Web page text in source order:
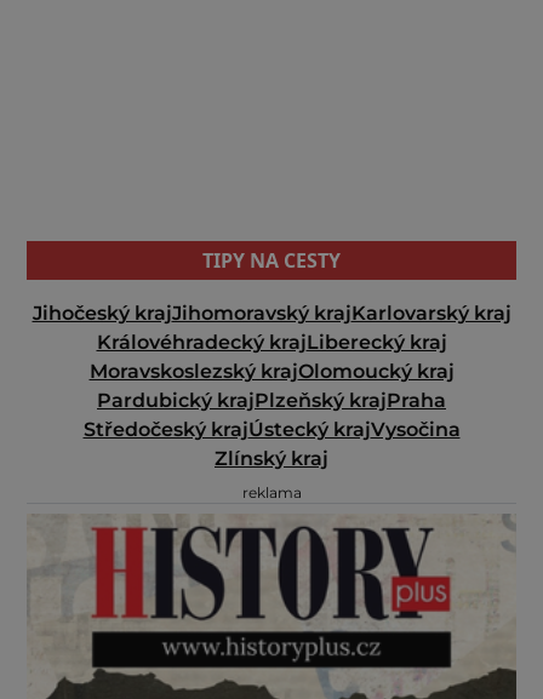
TIPY NA CESTY
Jihočeský krajJihomoravský krajKarlovarský kraj
Královéhradecký krajLiberecký kraj
Moravskoslezský krajOlomoucký kraj
Pardubický krajPlzeňský krajPraha
Středočeský krajÚstecký krajVysočina
Zlínský kraj
reklama